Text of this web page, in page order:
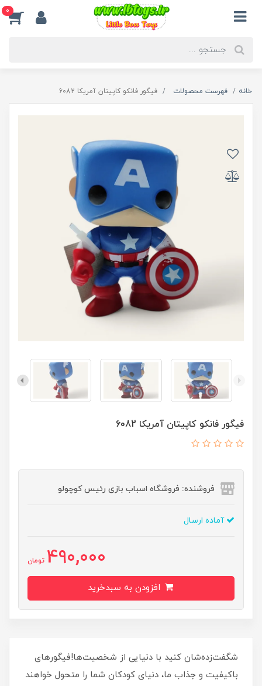
0
خانه فهرست محصولات فیگور فانکو کاپیتان آمریکا 6082
فیگور فانکو کاپیتان آمریکا 6082
فروشنده: فروشگاه اسباب بازی رئیس کوچولو
آماده ارسال
490,000 تومان
شگفت‌زده‌شان کنید با دنیایی از شخصیت‌ها!فیگورهای
باکیفیت و جذاب ما، دنیای کودکان شما را متحول خواهند